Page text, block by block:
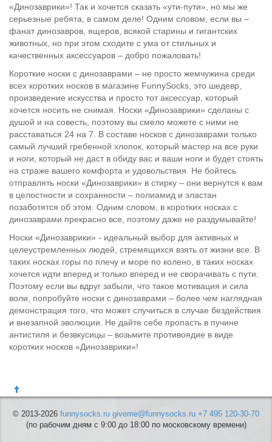
«Динозаврики»! Так и хочется сказать «ути-пути», но мы же
серьезные ребята, в самом деле! Одним словом, если вы –
фанат динозавров, ящеров, всякой старины и гигантских
животных, но при этом сходите с ума от стильных и
качественных аксессуаров – добро пожаловать!
Короткие носки с динозаврами – не просто жемчужина среди
всех коротких носков в магазине FunnySocks, это шедевр,
произведение искусства и просто тот аксессуар, который
хочется носить не снимая. Носки «Динозаврики» сделаны с
душой и на совесть, поэтому вы смело можете с ними не
расставаться 24 на 7. В составе носков с динозаврами только
самый лучший гребенной хлопок, который мастер на все руки
и ноги, который не даст в обиду вас и ваши ноги и будет стоять
на страже вашего комфорта и удовольствия. Не бойтесь
отправлять носки «Динозаврики» в стирку – они вернутся к вам
в целостности и сохранности – полиамид и эластан
позаботятся об этом. Одним словом, в коротких носках с
динозаврами прекрасно все, поэтому даже не раздумывайте!
Носки «Динозаврики» - идеальный выбор для активных и
целеустремленных людей, стремящихся взять от жизни все. В
таких носках горы по плечу и море по колено, в таких носках
хочется идти вперед и только вперед и не сворачивать с пути.
Поэтому если вы вдруг забыли, что такое мотивация и сила
воли, попробуйте носки с динозаврами – более чем наглядная
демонстрация того, что может случиться в случае бездействия
и внезапной эволюции. Не дайте себе пропасть в пучине
антистиля и безвкусицы – возьмите противоядие в виде
коротких носков «Динозаврики»!
© 2013-2026 funnysocks.ru giveme@funnysocks.ru +7 495 120-30-70
(по рабочим дням с 9:00 до 18:00 по московскому времени)